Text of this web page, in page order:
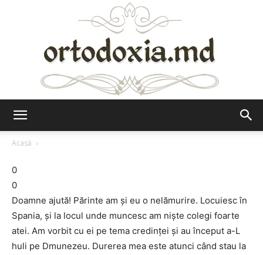
Acasă
0
0
Doamne ajută! Părinte am şi eu o nelămurire. Locuiesc în
Spania, şi la locul unde muncesc am nişte colegi foarte
atei. Am vorbit cu ei pe tema credinţei şi au început a-L
huli pe Dmunezeu. Durerea mea este atunci când stau la